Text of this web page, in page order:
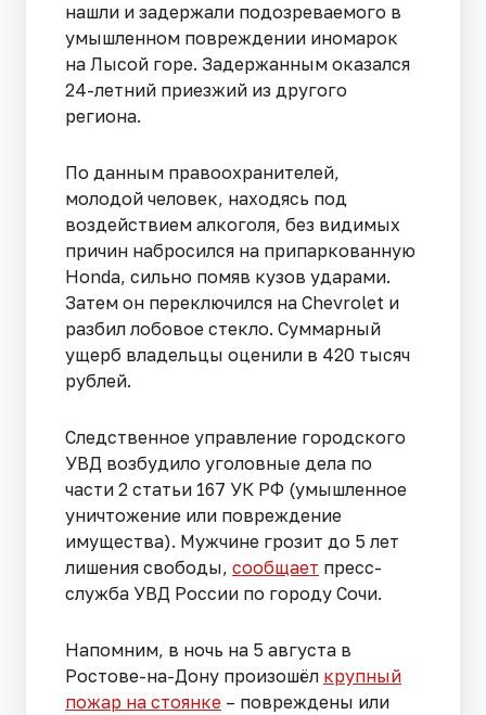
нашли и задержали подозреваемого в
умышленном повреждении иномарок
на Лысой горе. Задержанным оказался
24-летний приезжий из другого
региона.
По данным правоохранителей,
молодой человек, находясь под
воздействием алкоголя, без видимых
причин набросился на припаркованную
Honda, сильно помяв кузов ударами.
Затем он переключился на Chevrolet и
разбил лобовое стекло. Суммарный
ущерб владельцы оценили в 420 тысяч
рублей.
Следственное управление городского
УВД возбудило уголовные дела по
части 2 статьи 167 УК РФ (умышленное
уничтожение или повреждение
имущества). Мужчине грозит до 5 лет
лишения свободы, сообщает пресс-
служба УВД России по городу Сочи.
Напомним, в ночь на 5 августа в
Ростове-на-Дону произошёл крупный
пожар на стоянке – повреждены или